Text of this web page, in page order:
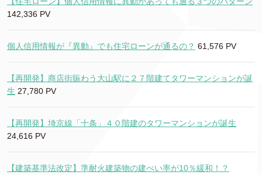
142,336 PV
個人信用情報が『異動』でも住宅ローンが通るの？ 61,576 PV
【再開発】商店街賑わう大山駅に２７階建てタワーマンションが誕
生 27,780 PV
【再開発】埼京線「十条」４０階建のタワーマンションが誕生
24,616 PV
【建築基準法改定】準耐火建築物の建ぺい率が10％緩和！？